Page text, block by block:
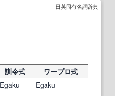
日英固有名詞辞典
訓令式
ワープロ式
Egaku Egaku